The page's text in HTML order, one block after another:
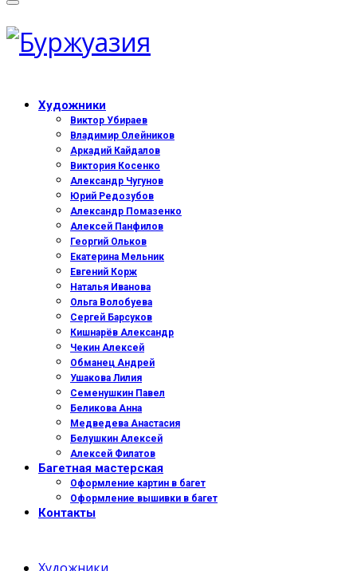
Художники
Виктор Убираев
Владимир Олейников
Аркадий Кайдалов
Виктория Косенко
Александр Чугунов
Юрий Редозубов
Александр Помазенко
Алексей Панфилов
Георгий Ольков
Екатерина Мельник
Евгений Корж
Наталья Иванова
Ольга Волобуева
Сергей Барсуков
Кишнарёв Александр
Чекин Алексей
Обманец Андрей
Ушакова Лилия
Семенушкин Павел
Беликова Анна
Медведева Анастасия
Белушкин Алексей
Алексей Филатов
Багетная мастерская
Оформление картин в багет
Оформление вышивки в багет
Контакты